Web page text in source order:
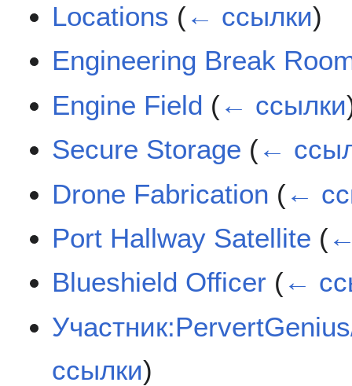
Locations (← ссылки)
Engineering Break
Engine Field (← ссылки
Secure Storage (←
Drone Fabrication (←
Port Hallway Satellite (
Blueshield Officer (←
ссылки)